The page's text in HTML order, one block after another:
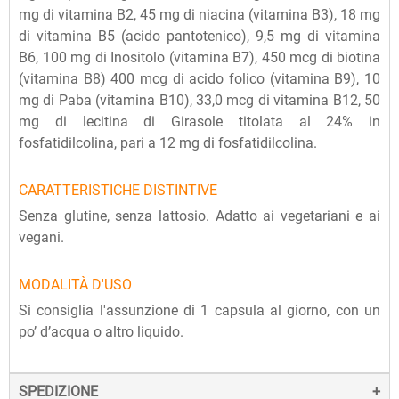
mg di vitamina B2, 45 mg di niacina (vitamina B3), 18 mg
di vitamina B5 (acido pantotenico), 9,5 mg di vitamina
B6, 100 mg di Inositolo (vitamina B7), 450 mcg di biotina
(vitamina B8) 400 mcg di acido folico (vitamina B9), 10
mg di Paba (vitamina B10), 33,0 mcg di vitamina B12, 50
mg di lecitina di Girasole titolata al 24% in
fosfatidilcolina, pari a 12 mg di fosfatidilcolina.
CARATTERISTICHE DISTINTIVE
Senza glutine, senza lattosio. Adatto ai vegetariani e ai
vegani.
MODALITÀ D'USO
Si consiglia l'assunzione di 1 capsula al giorno, con un
po’ d’acqua o altro liquido.
SPEDIZIONE